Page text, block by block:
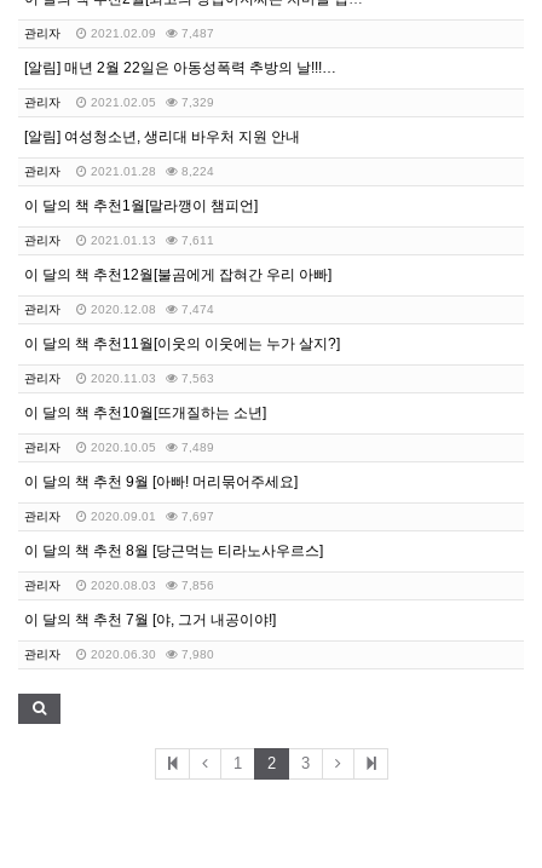
관리자 2021.02.09 7,487
[알림] 매년 2월 22일은 아동성폭력 추방의 날!!!…
관리자 2021.02.05 7,329
[알림] 여성청소년, 생리대 바우처 지원 안내
관리자 2021.01.28 8,224
이 달의 책 추천1월[말라깽이 챔피언]
관리자 2021.01.13 7,611
이 달의 책 추천12월[불곰에게 잡혀간 우리 아빠]
관리자 2020.12.08 7,474
이 달의 책 추천11월[이웃의 이웃에는 누가 살지?]
관리자 2020.11.03 7,563
이 달의 책 추천10월[뜨개질하는 소년]
관리자 2020.10.05 7,489
이 달의 책 추천 9월 [아빠! 머리묶어주세요]
관리자 2020.09.01 7,697
이 달의 책 추천 8월 [당근먹는 티라노사우르스]
관리자 2020.08.03 7,856
이 달의 책 추천 7월 [야, 그거 내공이야!]
관리자 2020.06.30 7,980
1 2 3